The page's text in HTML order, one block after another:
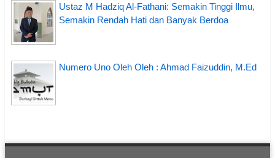
Ustaz M Hadziq Al-Fathani: Semakin Tinggi Ilmu,
Semakin Rendah Hati dan Banyak Berdoa
Numero Uno Oleh Oleh : Ahmad Faizuddin, M.Ed